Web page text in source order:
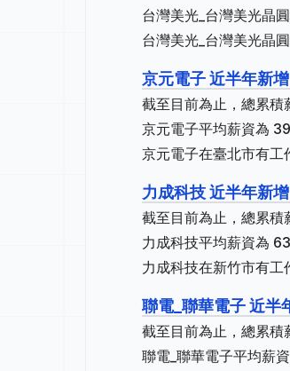
台灣美光_台灣美光晶
台灣美光_台灣美光晶
京元電子 近半年新
截至目前為止，總累積
京元電子平均薪資為
京元電子在臺北市有工
力成科技 近半年新
截至目前為止，總累
力成科技平均薪資為
力成科技在新竹市有工
聯電_聯華電子 近半
截至目前為止，總累積
聯電_聯華電子平均薪